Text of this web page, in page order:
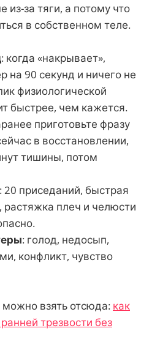
из-за тяги, а потому что
в собственном теле.
: когда «накрывает»,
на 90 секунд и ничего не
физиологической
быстрее, чем кажется.
приготовьте фразу
в восстановлении,
тишины, потом
: 20 приседаний, быстрая
растяжка плеч и челюсти
: голод, недосып,
конфликт, чувство
взять отсюда: как
трезвости без